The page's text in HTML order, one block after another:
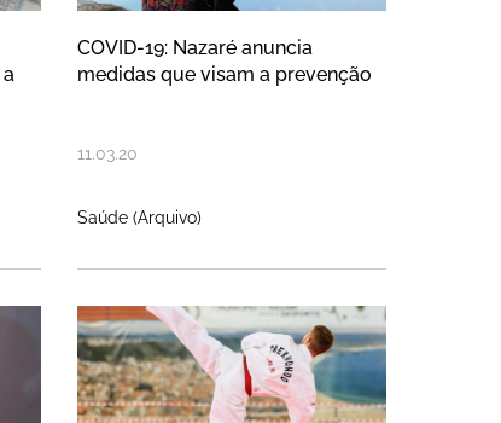
COVID-19: Nazaré anuncia
medidas que visam a prevenção
11.03.20
Saúde (Arquivo)
Naval da Nazaré
ativa Plano de
Taekwondo da Nazaré